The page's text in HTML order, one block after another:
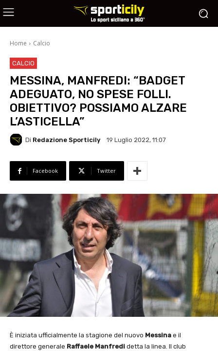
Home Calcio
CALCIO
MESSINA, MANFREDI: “BADGET
ADEGUATO, NO SPESE FOLLI.
OBIETTIVO? POSSIAMO ALZARE
L’ASTICELLA”
Di Redazione Sporticily 19 Luglio 2022, 11:07
Facebook Twitter
È iniziata ufficialmente la stagione del nuovo Messina e il
direttore generale Raffaele Manfredi detta la linea. Il club